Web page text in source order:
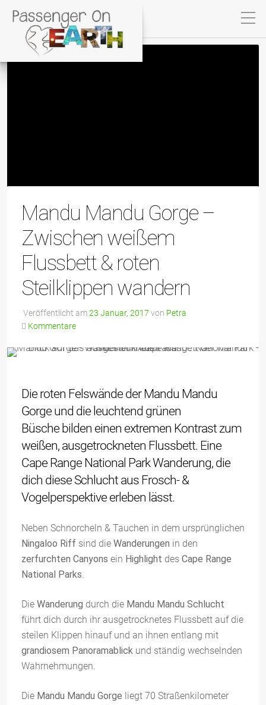
Mandu Mandu Gorge –
Zwischen weißem
Flussbett & roten
Steilklippen wandern
Veröffentlicht am23 Januar, 2017 von Petra
Kommentare
Die roten Felswände der Mandu Mandu
Gorge und die leuchtend grünen
Büsche bilden einen extremen Kontrast zum
weißen, ausgetrockneten Flussbett. Eine
Cape Range National Park Wanderung, die
dich diese Schlucht aus Frosch- &
Vogelperspektive erleben lässt.
Neben Schnorcheln & Tauchen in dem ursprünglichen
Ningaloo Riff sind die Wanderungen in den
zerfurchten Canyons ein Highlight des Cape Range
National Parks.
Die Wanderung durch die Mandu Mandu Schlucht
führt dich durch ihr ausgetrocknetes Flussbett auf die
steilen Klippen hinauf und an ihnen entlang mit
grandiosem Panoramablick und ständig wechselnden
Wahrnehmungen.
Die Mandu Mandu Gorge liegt 70 Straßenkilometer